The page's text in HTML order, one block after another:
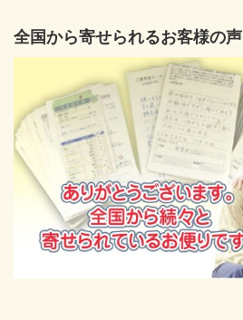
全国から寄せられるお客様の声